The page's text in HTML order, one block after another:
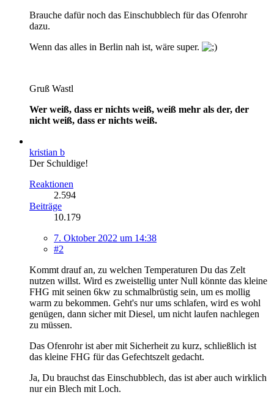
Brauche dafür noch das Einschubblech für das Ofenrohr
dazu.
Wenn das alles in Berlin nah ist, wäre super.
Gruß Wastl
Wer weiß, dass er nichts weiß, weiß mehr als der, der
nicht weiß, dass er nichts weiß.
kristian b
Der Schuldige!
Reaktionen
2.594
Beiträge
10.179
7. Oktober 2022 um 14:38
#2
Kommt drauf an, zu welchen Temperaturen Du das Zelt
nutzen willst. Wird es zweistellig unter Null könnte das kleine
FHG mit seinen 6kw zu schmalbrüstig sein, um es mollig
warm zu bekommen. Geht's nur ums schlafen, wird es wohl
genügen, dann sicher mit Diesel, um nicht laufen nachlegen
zu müssen.
Das Ofenrohr ist aber mit Sicherheit zu kurz, schließlich ist
das kleine FHG für das Gefechtszelt gedacht.
Ja, Du brauchst das Einschubblech, das ist aber auch wirklich
nur ein Blech mit Loch.